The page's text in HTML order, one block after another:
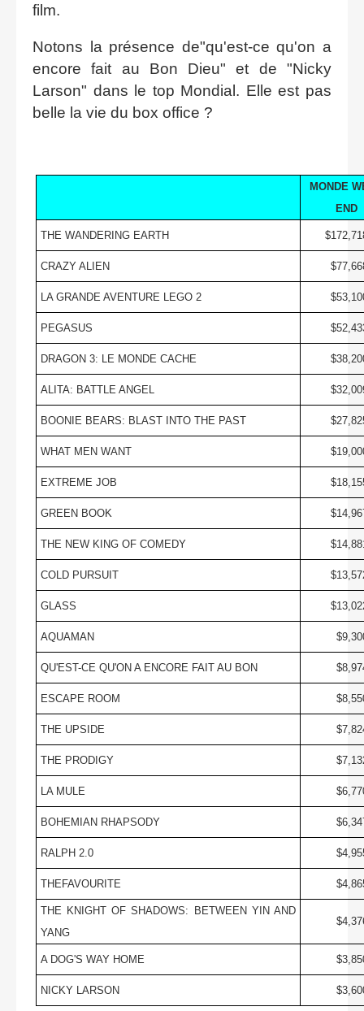
film.
Notons la présence de"qu'est-ce qu'on a
encore fait au Bon Dieu" et de "Nicky
Larson" dans le top Mondial. Elle est pas
belle la vie du box office ?
MONDE
END
THE WANDERING EARTH
CRAZY ALIEN
LA GRANDE AVENTURE LEGO 2
PEGASUS
DRAGON 3: LE MONDE CACHE
ALITA: BATTLE ANGEL
BOONIE BEARS: BLAST INTO THE PAST
WHAT MEN WANT
EXTREME JOB
GREEN BOOK
THE NEW KING OF COMEDY
COLD PURSUIT
GLASS
AQUAMAN
QU'EST-CE QU'ON A ENCORE FAIT AU BON
ESCAPE ROOM
THE UPSIDE
THE PRODIGY
LA MULE
BOHEMIAN RHAPSODY
RALPH 2.0
THEFAVOURITE
THE KNIGHT OF SHADOWS: BETWEEN YIN AND
YANG
A DOG'S WAY HOME
NICKY LARSON